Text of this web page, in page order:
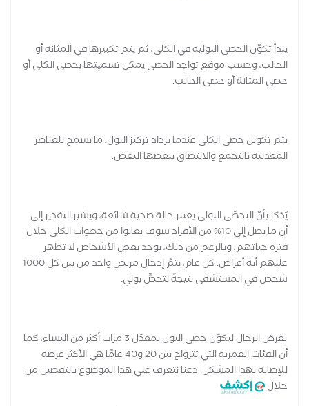
يبدأ تكوّن الحصى البولية في الكلى، ثم يتم تكبيرها في المثانة أو
الحالب، وحسب موقع تواجد الحصى يمكن تسميتها بحصى الكلى أو
حصى المثانة أو حصى الحالب.
يتم تكوين حصى الكلى عندما يزداد تركيز البول، ما يسمح للعناصر
المعدنية بالتجمع والالتصاق ببعضها البعض.
يُذكر بأنّ التحصّي البولي يعتبر حالة صحية شائعة، ويشير التقدير إلى
أن ما يصل إلى 10% من الأفراد سوف يعانوا من حصوات الكلى خلال
فترة حياتهم، وبالرغم من ذلك، يوجد بعض الأشخاص لا تظهر
عليهم أية أعراض. كل عام، يتمّ إدخال مريض واحد من بين كل 1000
شخص في المستشفى نتيجةً لتحصٍّ بولي.
تعرض الرجال لتكوّن حصى البول بمعدّل 3 مرات أكثر من النساء، كما
أن الفئات العمرية التي تترواح بين 20 و40 عامًا هي الأكثر عرضة
للإصابة بهذا المشكل. دعنا نتعرف علي هذا الموضوع بالتفصيل من
خلال